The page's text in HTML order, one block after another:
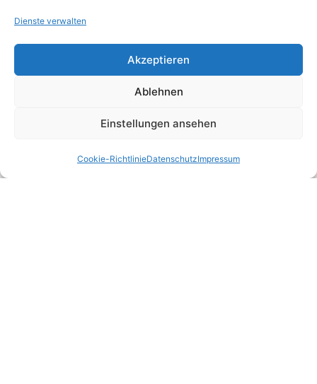
Dienste verwalten
Akzeptieren
Ablehnen
Einstellungen ansehen
Cookie-RichtlinieDatenschutzImpressum
Fachpersonals patientenbezogenen Einfluss
nimmt, sodass die erbrachte Leistung des
Fachpersonals auch weiterhin den "Stempel
der Persönlichkeit" des Steuerpflichtigen